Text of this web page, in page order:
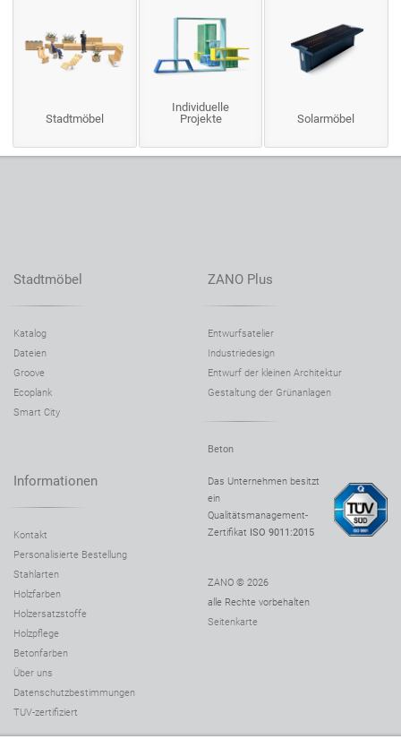
Stadtmöbel
Individuelle
Projekte
Solarmöbel
Stadtmöbel
Katalog
Dateien
Groove
Ecoplank
Smart City
ZANO Plus
Entwurfsatelier
Industriedesign
Entwurf der kleinen Architektur
Gestaltung der Grünanlagen
Beton
Informationen
Kontakt
Personalisierte Bestellung
Stahlarten
Holzfarben
Holzersatzstoffe
Holzpflege
Betonfarben
Über uns
Datenschutzbestimmungen
TUV-zertifiziert
Das Unternehmen besitzt
ein
Qualitätsmanagement-
Zertifikat ISO 9011:2015
ZANO © 2026
alle Rechte vorbehalten
Seitenkarte